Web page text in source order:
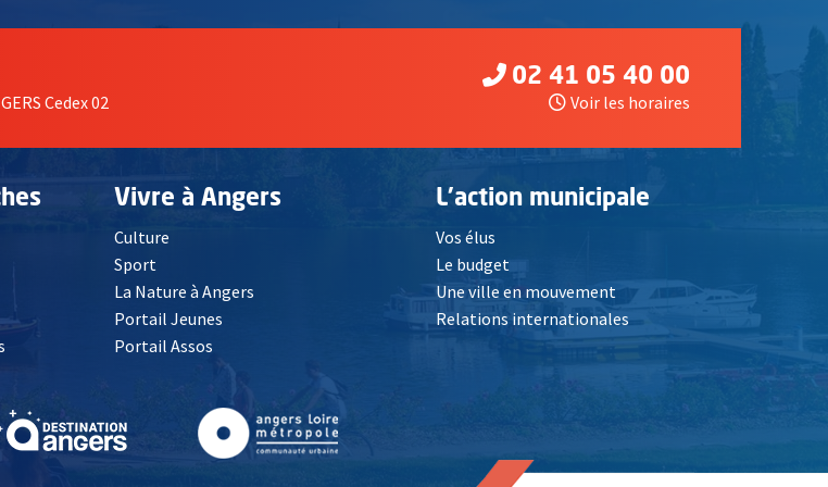
Cedex 02
02 41 05 40 00
Voir les horaires
fenêtre
Vivre à Angers
Culture
Sport
La Nature à Angers
Portail Jeunes
Portail Assos
L'action municipale
Vos élus
Le budget
Une ville en mouvement
Relations internationales
nouvelle fenêtre , Ouvre une nouvelle fenêtre, Ouvre une nouvelle fenêtre